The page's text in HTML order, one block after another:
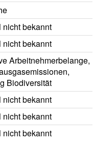
nicht bekannt
nicht bekannt
Arbeitnehmerbelange,
Biodiversität
nicht bekannt
nicht bekannt
nicht bekannt